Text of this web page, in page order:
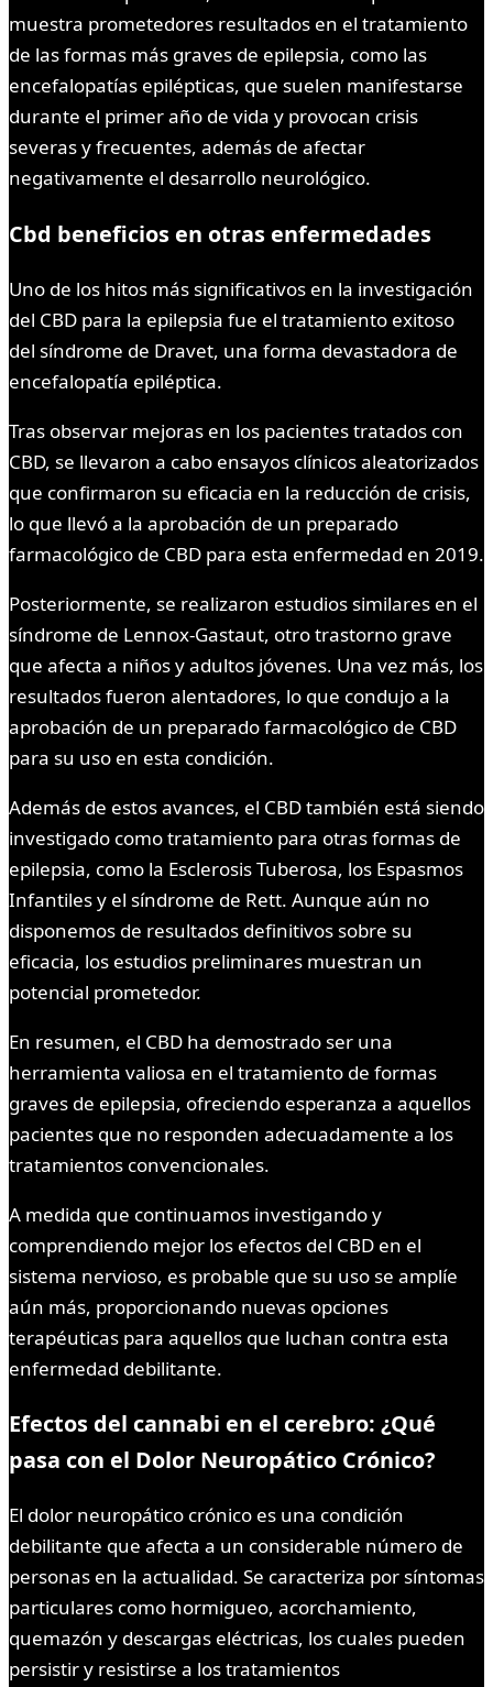
muestra prometedores resultados en el tratamiento
de las formas más graves de epilepsia, como las
encefalopatías epilépticas, que suelen manifestarse
durante el primer año de vida y provocan crisis
severas y frecuentes, además de afectar
negativamente el desarrollo neurológico.
Cbd beneficios en otras enfermedades
Uno de los hitos más significativos en la investigación
del CBD para la epilepsia fue el tratamiento exitoso
del síndrome de Dravet, una forma devastadora de
encefalopatía epiléptica.
Tras observar mejoras en los pacientes tratados con
CBD, se llevaron a cabo ensayos clínicos aleatorizados
que confirmaron su eficacia en la reducción de crisis,
lo que llevó a la aprobación de un preparado
farmacológico de CBD para esta enfermedad en 2019.
Posteriormente, se realizaron estudios similares en el
síndrome de Lennox-Gastaut, otro trastorno grave
que afecta a niños y adultos jóvenes. Una vez más, los
resultados fueron alentadores, lo que condujo a la
aprobación de un preparado farmacológico de CBD
para su uso en esta condición.
Además de estos avances, el CBD también está siendo
investigado como tratamiento para otras formas de
epilepsia, como la Esclerosis Tuberosa, los Espasmos
Infantiles y el síndrome de Rett. Aunque aún no
disponemos de resultados definitivos sobre su
eficacia, los estudios preliminares muestran un
potencial prometedor.
En resumen, el CBD ha demostrado ser una
herramienta valiosa en el tratamiento de formas
graves de epilepsia, ofreciendo esperanza a aquellos
pacientes que no responden adecuadamente a los
tratamientos convencionales.
A medida que continuamos investigando y
comprendiendo mejor los efectos del CBD en el
sistema nervioso, es probable que su uso se amplíe
aún más, proporcionando nuevas opciones
terapéuticas para aquellos que luchan contra esta
enfermedad debilitante.
Efectos del cannabi en el cerebro: ¿Qué
pasa con el Dolor Neuropático Crónico?
El dolor neuropático crónico es una condición
debilitante que afecta a un considerable número de
personas en la actualidad. Se caracteriza por síntomas
particulares como hormigueo, acorchamiento,
quemazón y descargas eléctricas, los cuales pueden
persistir y resistirse a los tratamientos